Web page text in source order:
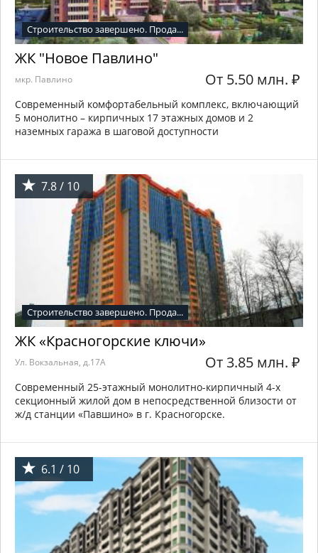
Строительство завершено. Прода...
ЖК "Новое Павлино"
мкр. Павлино От 5.50 млн. ₽
Современный комфортабельный комплекс, включающий
5 монолитно – кирпичных 17 этажных домов и 2
наземных гаража в шаговой доступности
7.8 / 10
Строительство завершено. Прода...
ЖК «Красногорские ключи»
Ул. Вокзальная, д.17А От 3.85 млн. ₽
Современный 25-этажный монолитно-кирпичный 4-х
секционный жилой дом в непосредственной близости от
ж/д станции «Павшино» в г. Красногорске.
6.1 / 10